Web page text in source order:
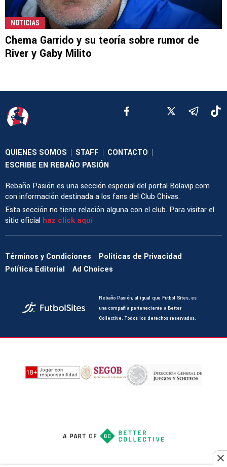
NOTICIAS
Chema Garrido y su teoría sobre rumor de
River y Gaby Milito
QUIENES SOMOS | STAFF | CONTACTO |
ESCRIBE EN REBAÑO PASIÓN
Rebaño Pasión es una sección especial del portal Bolavip.com
con información destinada a los fans del Club Chivas.
Esta sección no tiene relación alguna con el club. Para visitar el
sitio oficial haz click aquí
Términos y Condiciones
Políticas de Privacidad
Política Editorial
Ad Choices
Rebaño Pasión, al igual que Futbol Sites, es
una compañía perteneciente a Better
Collective. Todos los derechos reservados.